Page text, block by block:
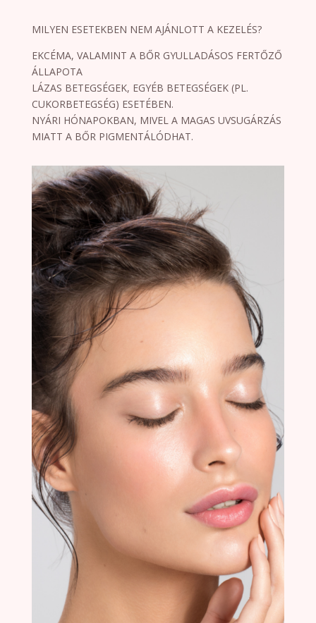
MILYEN ESETEKBEN NEM AJÁNLOTT A KEZELÉS?
EKCÉMA, VALAMINT A BŐR GYULLADÁSOS FERTŐZŐ
ÁLLAPOTA
LÁZAS BETEGSÉGEK, EGYÉB BETEGSÉGEK (PL.
CUKORBETEGSÉG) ESETÉBEN.
NYÁRI HÓNAPOKBAN, MIVEL A MAGAS UVSUGÁRZÁS
MIATT A BŐR PIGMENTÁLÓDHAT.